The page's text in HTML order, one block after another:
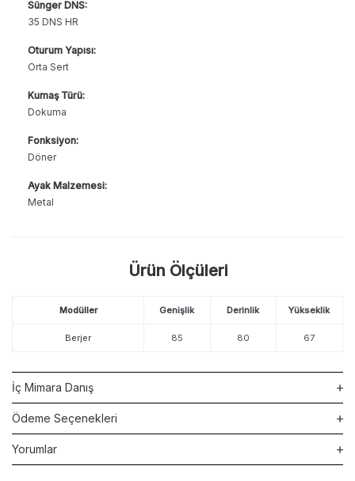
Sünger DNS:
35 DNS HR
Oturum Yapısı:
Orta Sert
Kumaş Türü:
Dokuma
Fonksiyon:
Döner
Ayak Malzemesi:
Metal
Ürün Ölçüleri
Modüller Genişlik Derinlik Yükseklik
Berjer 85 80 67
İç Mimara Danış
Ödeme Seçenekleri
Yorumlar